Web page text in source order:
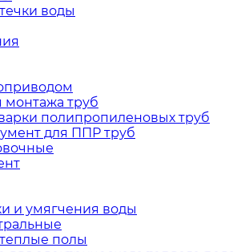
воды
монтажа труб
полипропиленовых труб
для ППР труб
и умягчения воды
полы